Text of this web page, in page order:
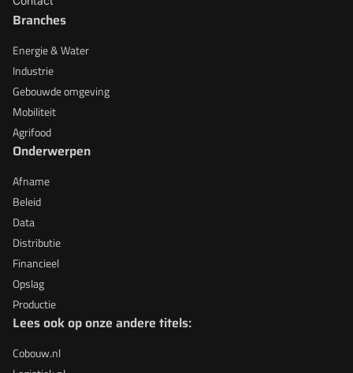
Branches
Energie & Water
Industrie
Gebouwde omgeving
Mobiliteit
Agrifood
Onderwerpen
Afname
Beleid
Data
Distributie
Financieel
Opslag
Productie
Lees ook op onze andere titels:
Cobouw.nl